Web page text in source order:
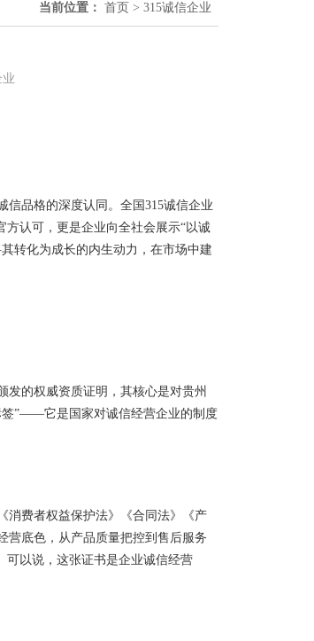
当前位置： 首页 > 315诚信企业
业
品格的深度认同。全国315诚信企业
认可，更是企业向全社会展示“以诚
转化为成长的内生动力，在市场中建
发的权威资质证明，其核心是对贵州
签”——它是国家对诚信经营企业的制度
消费者权益保护法》《合同法》《产
营底色，从产品质量把控到售后服务
可以说，这张证书是企业诚信经营